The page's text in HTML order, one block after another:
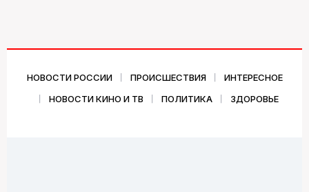
НОВОСТИ РОССИИ ПРОИСШЕСТВИЯ
ИНТЕРЕСНОЕ
НОВОСТИ КИНО И ТВ
ПОЛИТИКА ЗДОРОВЬЕ